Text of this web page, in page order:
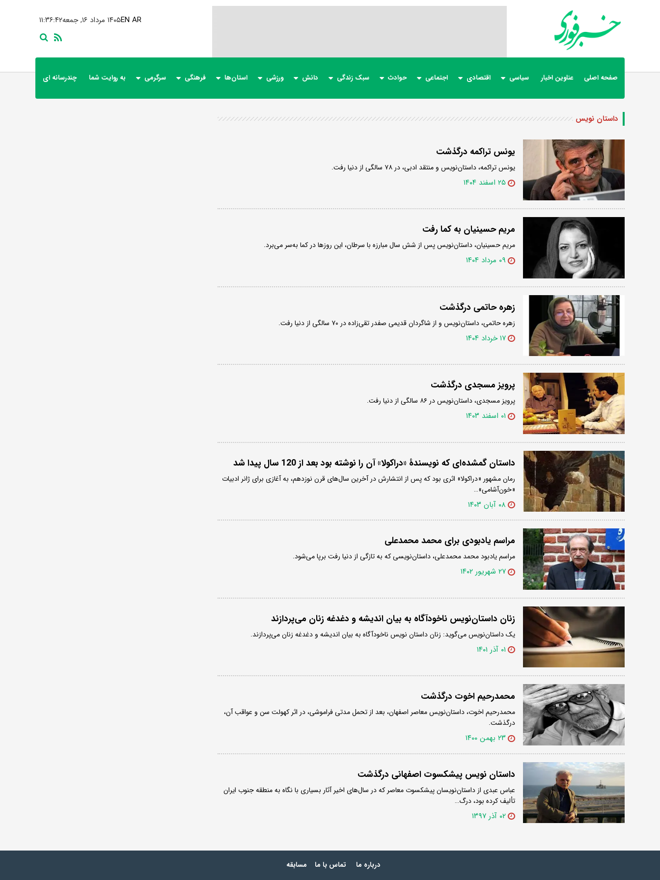
۱۱:۳۶:۴۲ ۱۴۰۵ مرداد ۱۶, جمعهEN AR
صفحه اصلی عناوین اخبار سیاسی اقتصادی اجتماعی حوادث سبک زندگی دانش ورزشی استان‌ها فرهنگی سرگرمی به روایت شما چندرسانه ای
داستان نویس
یونس تراکمه درگذشت
یونس تراکمه، داستان‌نویس و منتقد ادبی، در ۷۸ سالگی از دنیا رفت.
۲۵ اسفند ۱۴۰۴
مریم حسینیان به کما رفت
مریم حسینیان، داستان‌نویس پس از شش سال مبارزه با سرطان، این روزها در کما به‌سر می‌برد.
۰۹ مرداد ۱۴۰۴
زهره حاتمی درگذشت
زهره‌ حاتمی، داستان‌نویس و از شاگردان قدیمی صفدر تقی‌زاده در ۷۰ سالگی از دنیا رفت.
۱۷ خرداد ۱۴۰۴
پرویز مسجدی درگذشت
پرویز مسجدی، داستان‌نویس در ۸۶ سالگی از دنیا رفت.
۰۱ اسفند ۱۴۰۳
داستان گمشده‌ای که نویسندۀ «دراکولا» آن را نوشته بود بعد از 120 سال پیدا شد
رمان مشهور «دراکولا» اثری بود که پس از انتشارش در آخرین سال‌های قرن نوزدهم، به آغازی برای ژانر ادبیات
«خون‌آشامی»…
۰۸ آبان ۱۴۰۳
مراسم یادبودی برای محمد محمدعلی
مراسم یادبود محمد محمدعلی، داستان‌نویسی که به تازگی از دنیا رفت برپا می‌شود.
۲۷ شهریور ۱۴۰۲
زنان داستان‌نویس ناخودآگاه به بیان اندیشه و دغدغه زنان می‌پردازند
یک داستان‌نویس می‌گوید: زنان داستان‌ نویس ناخودآگاه به بیان اندیشه و دغدغه زنان می‌پردازند.
۰۱ آذر ۱۴۰۱
محمدرحیم اخوت درگذشت
محمدرحیم اخوت، داستان‌نویس معاصر اصفهان، بعد از تحمل مدتی فراموشی، در اثر کهولت سن و عواقب آن،
درگذشت.
۲۳ بهمن ۱۴۰۰
داستان نویس پیشکسوت اصفهانی درگذشت
عباس عبدی از داستان‌نویسان پیشکسوت معاصر که در سال‌های اخیر آثار بسیاری با نگاه به منطقه جنوب ایران
تألیف کرده بود، درگ…
۰۲ آذر ۱۳۹۷
درباره ما تماس با ما مسابقه